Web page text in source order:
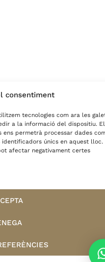
consentiment
tecnologies com ara les
a la informació del dispositiu. El
ens permetrà processar dades
únics en aquest lloc.
afectar negativament certes